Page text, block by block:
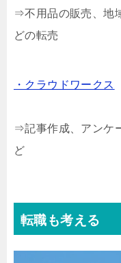
⇒不用品の販売、地
どの転売
・クラウドワークス
⇒記事作成、アンケ
ど
転職も考える